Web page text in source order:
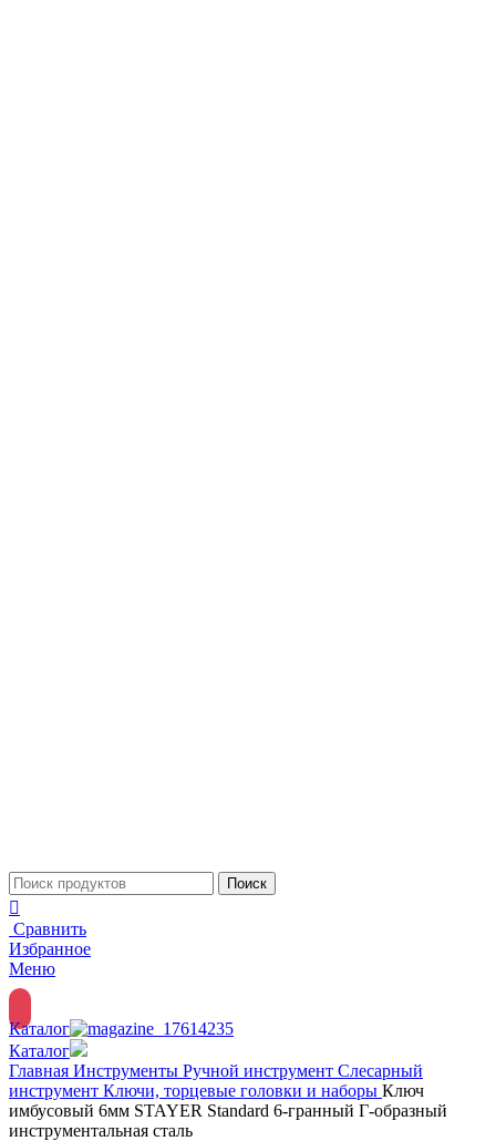
Поиск
Сравнить
Избранное
Меню
Каталог
Каталог
Главная Инструменты Ручной инструмент Слесарный
инструмент Ключи, торцевые головки и наборы Ключ
имбусовый 6мм STAYER Standard 6-гранный Г-образный
инструментальная сталь